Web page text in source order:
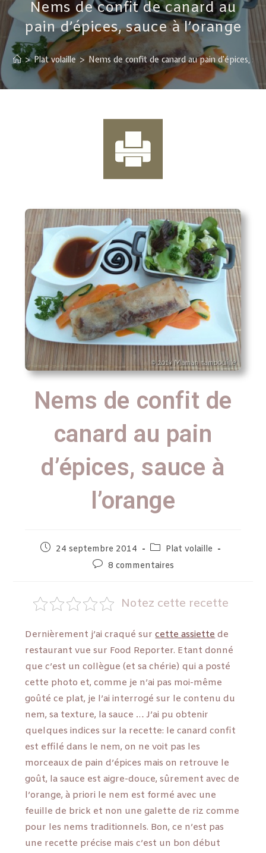
Nems de confit de canard au
pain d’épices, sauce à l’orange
> Plat volaille > Nems de confit de canard au pain d’épices,
Nems de confit de
canard au pain
d’épices, sauce à
l’orange
24 septembre 2014
Plat volaille
8 commentaires
Notez cette recette
Dernièrement j’ai craqué surcette assiettede
restaurant vue sur Food Reporter. Etant donné
que c’est un collègue (et sa chérie) qui a posté
cette photo et, comme je n’ai pas moi-même
goûté ce plat, je l’ai interrogé sur le contenu du
nem, sa texture, la sauce … J’ai pu obtenir
quelques indices sur la recette: le canard confit
est effilé dans le nem, on ne voit pas les
morceaux de pain d’épices mais on retrouve le
goût, la sauce est aigre-douce, sûrement avec de
l’orange, à priori le nem est formé avec une
feuille de brick et non une galette de riz comme
pour les nems traditionnels. Bon, ce n’est pas
une recette précise mais c’est un bon début